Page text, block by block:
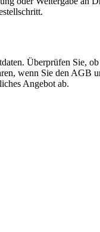
Überprüfen Sie,
wenn Sie den AGB
Angebot ab.